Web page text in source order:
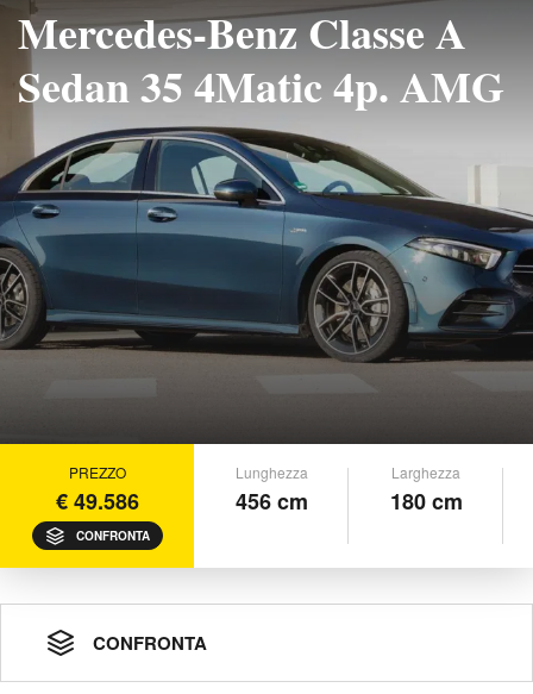
Mercedes-Benz Classe A
Sedan 35 4Matic 4p. AMG
PREZZO
€ 49.586
CONFRONTA
Lunghezza
456 cm
Larghezza
180 cm
CONFRONTA